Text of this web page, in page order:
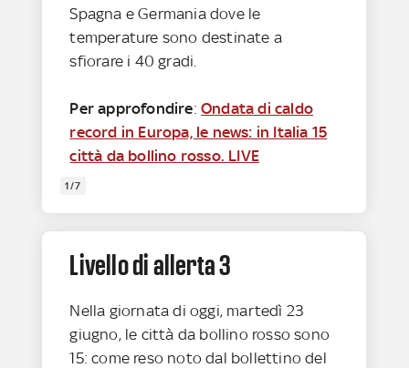
Spagna e Germania dove le
temperature sono destinate a
sfiorare i 40 gradi.
Per approfondire:Ondata di caldo
record in Europa, le news: in Italia 15
città da bollino rosso. LIVE
1/7
Livello di allerta 3
Nella giornata di oggi, martedì 23
giugno, le città da bollino rosso sono
15: come reso noto dal bollettino del